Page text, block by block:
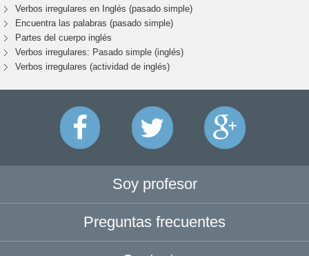
Verbos irregulares en Inglés (pasado simple)
Encuentra las palabras (pasado simple)
Partes del cuerpo inglés
Verbos irregulares: Pasado simple (inglés)
Verbos irregulares (actividad de inglés)
Soy profesor
Preguntas frecuentes